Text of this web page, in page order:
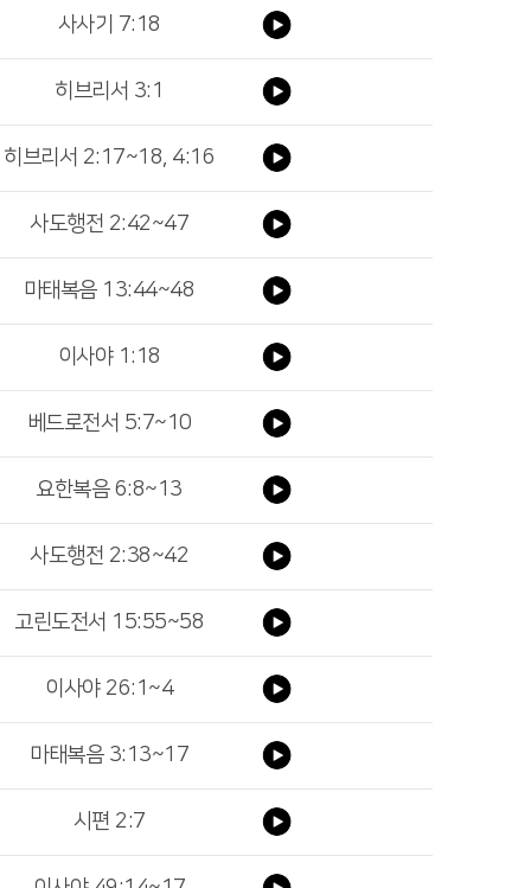
사사기 7:18
히브리서 3:1
히브리서 2:17~18, 4:16
사도행전 2:42~47
마태복음 13:44~48
이사야 1:18
베드로전서 5:7~10
요한복음 6:8~13
사도행전 2:38~42
고린도전서 15:55~58
이사야 26:1~4
마태복음 3:13~17
시편 2:7